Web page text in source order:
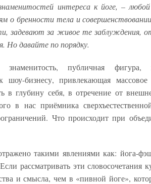
интереса к йоге, –
о бренности тела и
задевают за живое те заблуждения,
Но давайте по порядку.
знаменитость, публичная
шоу-бизнесу, привлекающая
в глубину себя, в отречение от
в нас приёмника
Что происходит при
такими явлениями как: йога-
рассматривать эти словосочетания
и смысла, чем в «пивной йоге»,